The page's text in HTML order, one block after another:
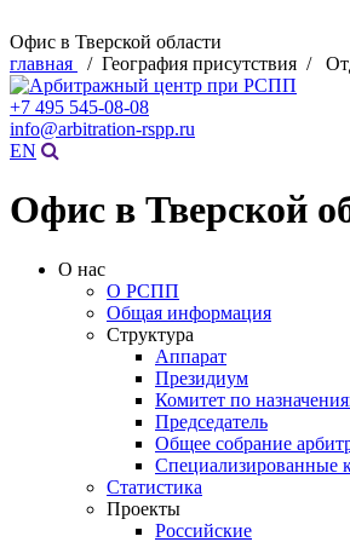
Офис в Тверской области
главная
/ География присутствия /
+7 495 545-08-08
info@arbitration-rspp.ru
EN
Офис в Тверской
О нас
О РСПП
Общая информация
Структура
Аппарат
Президиум
Комитет по
Председатель
Общее собрание
Специализированные
Статистика
Проекты
Российские